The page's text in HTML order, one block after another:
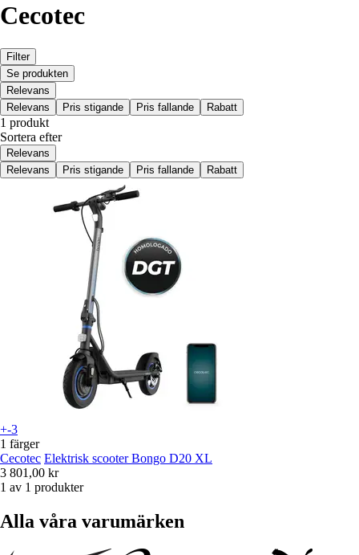
Cecotec
Filter
Se produkten
Relevans
Relevans
Pris stigande Pris fallande Rabatt
1 produkt
Sortera efter
Relevans
Relevans
Pris stigande Pris fallande Rabatt
+-3
1 färger
Cecotec Elektrisk scooter Bongo D20 XL
3 801,00 kr
1 av 1 produkter
Alla våra varumärken